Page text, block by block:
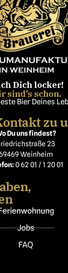
Dich locker!
sind’s schon.
Bier Deines
zu
Du uns findest?
23
Weinheim
0 62 01 / 1 20 01
Jobs
FAQ